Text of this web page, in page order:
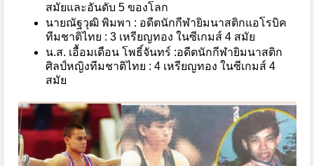
สมัยและอันดับ 5 ของโลก
นายณัฐวุฒิ พิมพา : อดีตนักกีฬายิมนาสติกแอโรบิค
ทีมชาติไทย : 3 เหรียญทอง ในซีเกมส์ 4 สมัย
น.ส. เอื้อมเดือน โพธิ์จันทร์ :อดีตนักกีฬายิมนาสติก
ศิลป์หญิงทีมชาติไทย : 4 เหรียญทอง ในซีเกมส์ 4
สมัย